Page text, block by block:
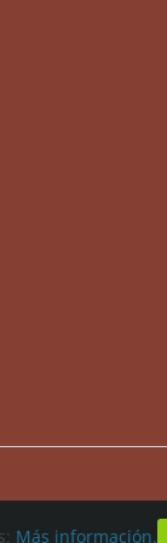
Más información.